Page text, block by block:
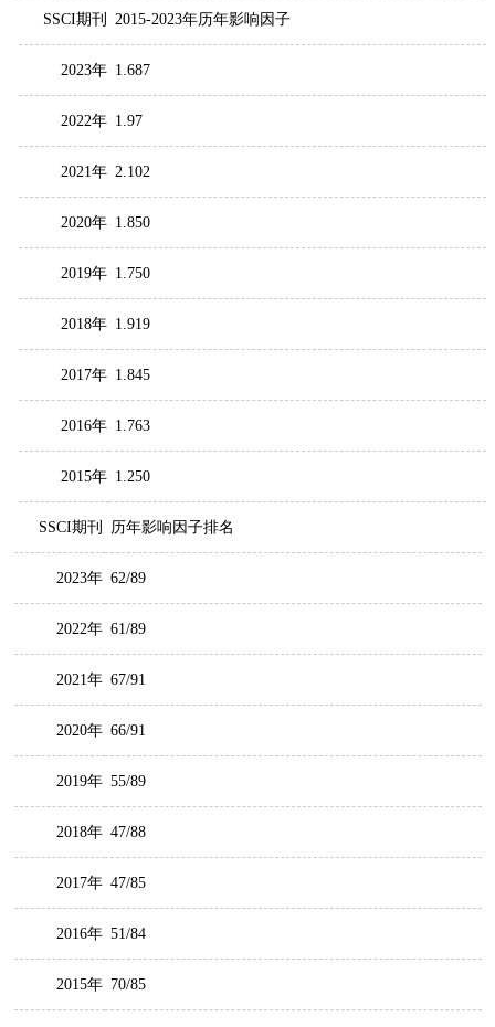
SSCI期刊 2015-2023年历年影响因子
2023年 1.687
2022年 1.97
2021年 2.102
2020年 1.850
2019年 1.750
2018年 1.919
2017年 1.845
2016年 1.763
2015年 1.250
SSCI期刊 历年影响因子排名
2023年 62/89
2022年 61/89
2021年 67/91
2020年 66/91
2019年 55/89
2018年 47/88
2017年 47/85
2016年 51/84
2015年 70/85